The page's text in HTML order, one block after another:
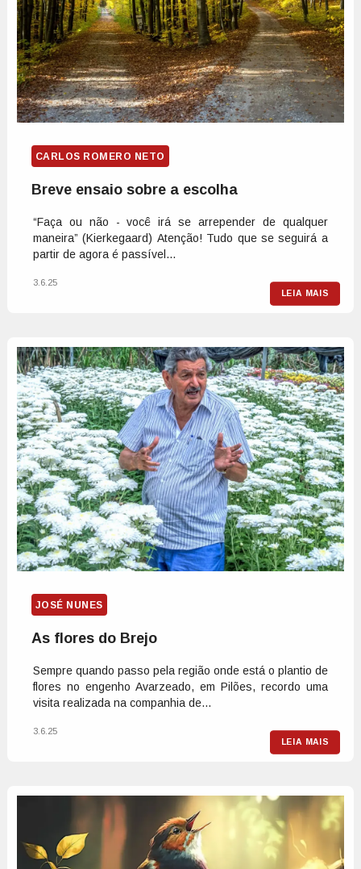
CARLOS ROMERO NETO
Breve ensaio sobre a escolha
“Faça ou não - você irá se arrepender de qualquer
maneira” (Kierkegaard) Atenção! Tudo que se seguirá a
partir de agora é passível...
LEIA MAIS
3.6.25
JOSÉ NUNES
As flores do Brejo
Sempre quando passo pela região onde está o plantio de
flores no engenho Avarzeado, em Pilões, recordo uma
visita realizada na companhia de...
LEIA MAIS
3.6.25